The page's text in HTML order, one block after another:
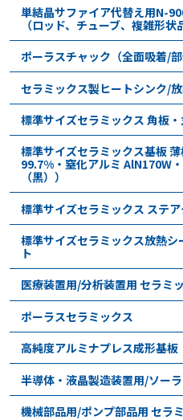
単結晶サファイア代替え用N-
（ロッド、チューブ、複雑形状
ポーラスチャック（全面吸着/部
セラミックス製ヒートシンク/
標準サイズセラミックス 角板
標準サイズセラミックス基板
99.7%・窒化アルミ AlN170W
（黒））
標準サイズセラミックス ステ
標準サイズセラミックス放熱
ト
医療装置用/分析装置用 セラミ
ポーラスセラミックス
高純度アルミナプレス成形基
半導体・液晶製造装置用/ソー
機械部品用/ポンプ部品用 セラ